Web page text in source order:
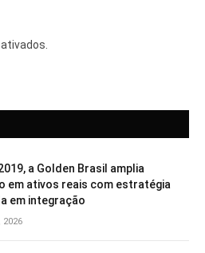
a Golden Brasil amplia
em ativos reais com estratégia
em integração
2026